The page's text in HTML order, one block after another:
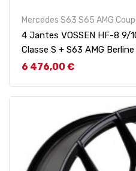
Mercedes S63 S65 AMG
4 Jantes VOSSEN HF-8 9/
Classe S + S63 AMG
Prix
6 476,00 €